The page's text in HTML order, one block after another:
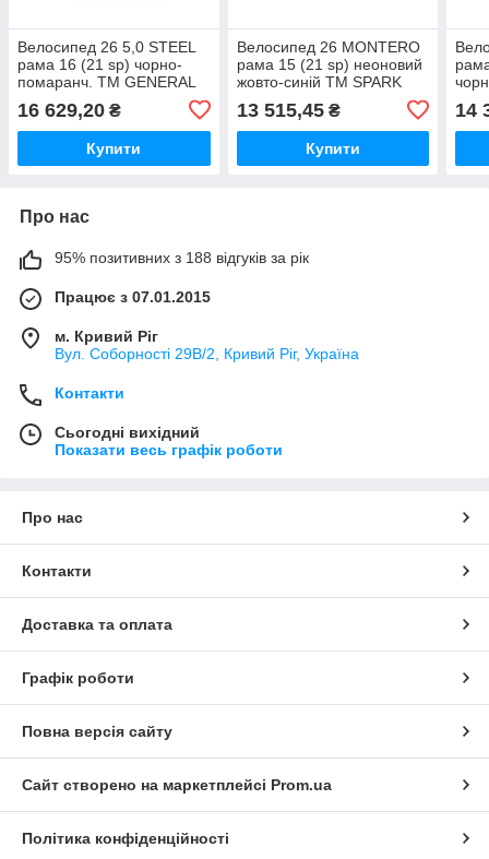
Велосипед 26 5,0 STEEL
рама 16 (21 sp) чорно-
помаранч. ТМ GENERAL
16 629,20 ₴
Купити
Велосипед 26 MONTERO
рама 15 (21 sp) неоновий
жовто-синій ТМ SPARK
13 515,45₴
Купити
14
Про нас
95% позитивних з 188 відгуків за рік
Працює з 07.01.2015
м. Кривий Ріг
Вул. Соборності 29В/2, Кривий Ріг, Україна
Контакти
Сьогодні вихідний
Показати весь графік роботи
Про нас
Контакти
Доставка та оплата
Графік роботи
Повна версія сайту
Сайт створено на маркетплейсі Prom.ua
Політика конфіденційності